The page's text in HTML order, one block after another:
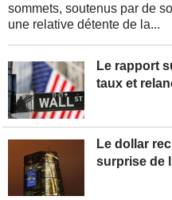
Le rapport
taux et
Le dollar
surprise de
sommets, soutenus par de
une relative détente de la...